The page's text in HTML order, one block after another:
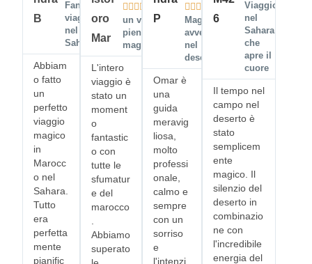
Fantastico
viaggio
nel
Sahara !!!!
Abbiam
o fatto
un
perfetto
viaggio
magico
in
Marocc
o nel
Sahara.
Tutto
era
perfetta
mente
pianific
   
un viaggio
pieno di
magia
L'intero
viaggio è
stato un
moment
o
fantastic
o con
tutte le
sfumatur
e del
marocco
Abbiamo
superato
  
Magica
avventura
nel
deserto
Omar è
una
guida
meravig
liosa,
molto
professi
onale,
calmo e
sempre
con un
sorriso
e
l'intenzi
Viaggio
nel
Sahara
che
apre il
cuore
Il tempo nel
campo nel
deserto è
stato
semplicem
ente
magico. Il
silenzio del
deserto in
combinazio
ne con
l'incredibile
energia del